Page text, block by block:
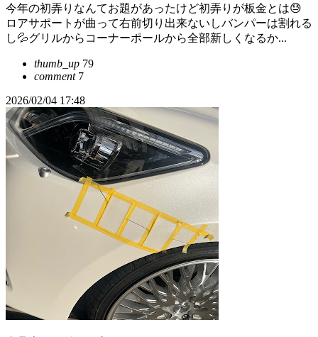
今年の初弄りなんてお題があったけど初弄りが板金とは😓
ロアサポートが曲って右前切り出来ないしバンパーは割れる
し💦グリルからコーナーポールから全部新しくなるか...
thumb_up 79
comment7
2026/02/04 17:48